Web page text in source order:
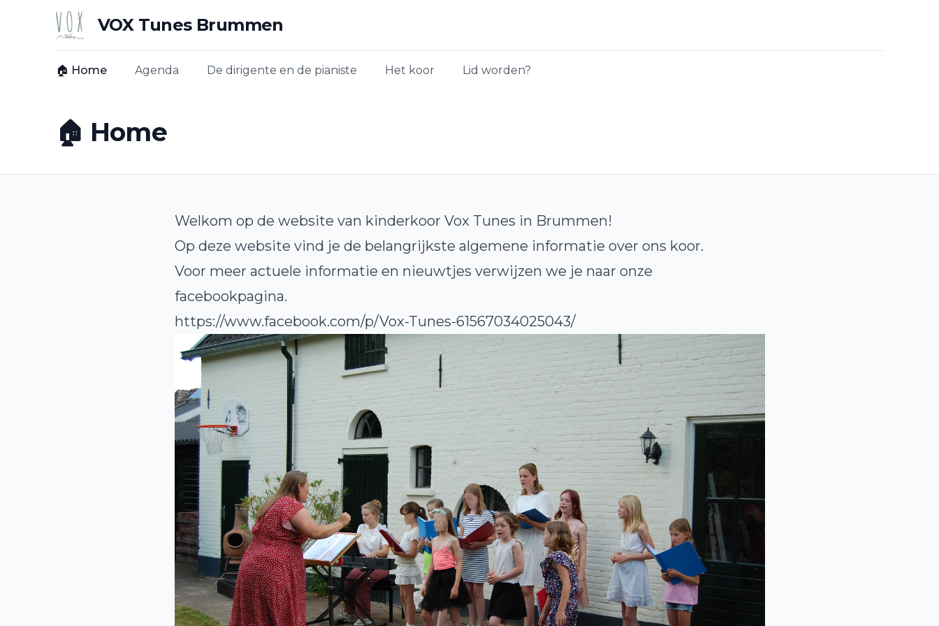
VOX Tunes Brummen
🏠 Home Agenda De dirigente en de pianiste Het koor Lid worden?
🏠 Home
Welkom op de website van kinderkoor Vox Tunes in Brummen!
Op deze website vind je de belangrijkste algemene informatie over ons koor.
Voor meer actuele informatie en nieuwtjes verwijzen we je naar onze
facebookpagina.
https://www.facebook.com/p/Vox-Tunes-61567034025043/